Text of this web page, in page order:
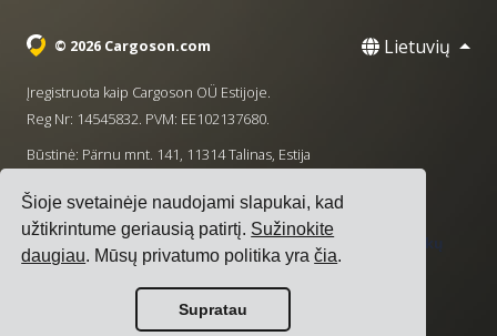
Šioje svetainėje naudojami slapukai, kad
užtikrintume geriausią patirtį. Sužinokite
daugiau. Mūsų privatumo politika yračia.
Supratau
© 2026 Cargoson.com Lietuvių
Įregistruota kaip Cargoson OÜ Estijoje.
Reg Nr: 14545832. PVM: EE102137680.
Būstinė: Pärnu mnt. 141, 11314 Talinas, Estija
+372 5555 0028
Paslaugų teikimo sąlygos Privatumo politika
Slapukų
politika